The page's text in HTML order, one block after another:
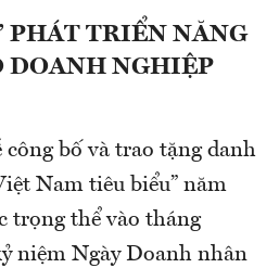
PHÁT TRIỂN NĂNG
DOANH NGHIỆP
công bố và trao tặng danh
Nam tiêu biểu” năm
trọng thể vào tháng
niệm Ngày Doanh nhân